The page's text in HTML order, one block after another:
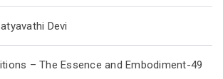
Devi
– The Essence and Embodiment-49